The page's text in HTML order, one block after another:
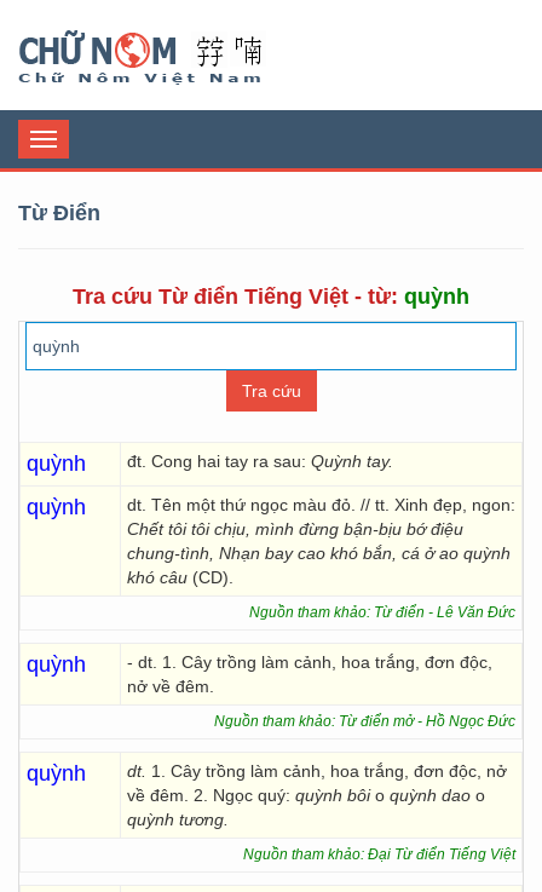
Toggle
navigation
Từ Điển
Tra cứu Từ điển Tiếng Việt - từ: quỳnh
quỳnh đt. Cong hai tay ra sau: Quỳnh tay.
quỳnh
dt. Tên một thứ ngọc màu đỏ. // tt. Xinh đẹp, ngon:
Chết tôi tôi chịu, mình đừng bận-bịu bớ điệu
chung-tình, Nhạn bay cao khó bắn, cá ở ao quỳnh
khó câu (CD).
Nguồn tham khảo: Từ điển - Lê Văn Đức
quỳnh
- dt. 1. Cây trồng làm cảnh, hoa trắng, đơn độc,
nở về đêm.
Nguồn tham khảo: Từ điển mở - Hồ Ngọc Đức
quỳnh dt. 1. Cây trồng làm cảnh, hoa trắng, đơn độc, nở
về đêm. 2. Ngọc quý: quỳnh bôio quỳnh dao o
quỳnh tương.
Nguồn tham khảo: Đại Từ điển Tiếng Việt